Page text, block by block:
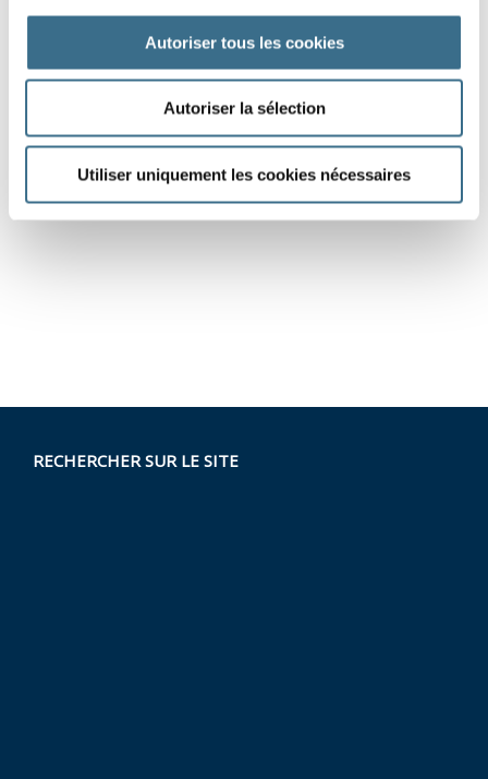
Autoriser tous les cookies
Autoriser la sélection
Utiliser uniquement les cookies nécessaires
RECHERCHER SUR LE SITE